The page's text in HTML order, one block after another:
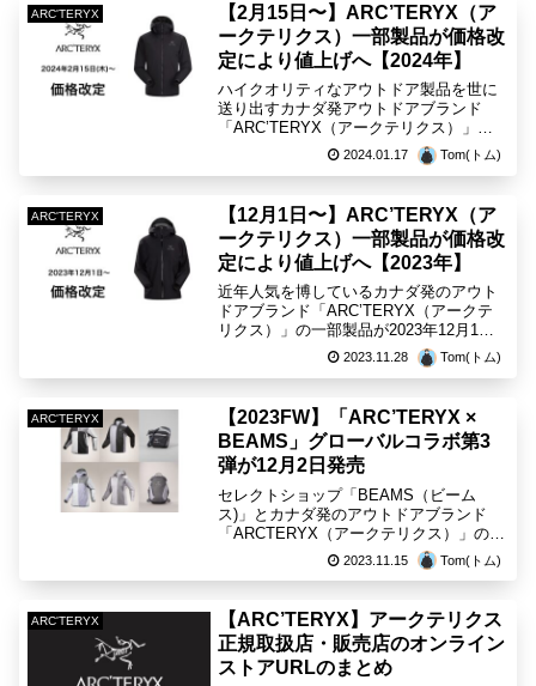
ARC'TERYX
【2月15日〜】ARC’TERYX（ア
ークテリクス）一部製品が価格改
定により値上げへ【2024年】
ハイクオリティなアウトドア製品を世に
送り出すカナダ発アウトドアブランド
「ARC’TERYX（アークテリクス）」の
一部製品が2024年2月15日(木)より価格改
定により値上げへ。昨年の12月に価格改
置きとな...
2024.01.17 Tom(トム)
ARC'TERYX
【12月1日〜】ARC’TERYX（ア
ークテリクス）一部製品が価格改
定により値上げへ【2023年】
近年人気を博しているカナダ発のアウト
ドアブランド「ARC’TERYX（アークテ
リクス）」の一部製品が2023年12月1日
(金)より価格改定により値上げへ。対象商
品や旧価格との比較など下記の表にて随
テ...
2023.11.28 Tom(トム)
ARC'TERYX
【2023FW】「ARC’TERYX ×
BEAMS」グローバルコラボ第3
弾が12月2日発売
セレクトショップ「BEAMS（ビーム
ス)」とカナダ発のアウトドアブランド
「ARCTERYX（アークテリクス）」の人
気コラボレーションモデルが2023FWも
発売。BEAMS公式オンラインショップに
1...
2023.11.15 Tom(トム)
ARC'TERYX
【ARC’TERYX】アークテリクス
正規取扱店・販売店のオンライン
ストアURLのまとめ